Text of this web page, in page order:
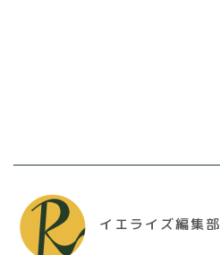
イエライズ編集部